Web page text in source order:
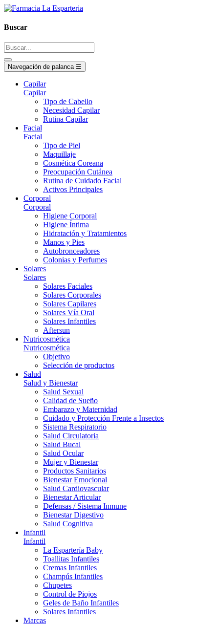
Buscar
Navegación de palanca ☰
Capilar
Capilar
Tipo de Cabello
Necesidad Capilar
Rutina Capilar
Facial
Facial
Tipo de Piel
Maquillaje
Cosmética Coreana
Preocupación Cutánea
Rutina de Cuidado Facial
Activos Principales
Corporal
Corporal
Higiene Corporal
Higiene Íntima
Hidratación y Tratamientos
Manos y Pies
Autobronceadores
Colonias y Perfumes
Solares
Solares
Solares Faciales
Solares Corporales
Solares Capilares
Solares Vía Oral
Solares Infantiles
Aftersun
Nutricosmética
Nutricosmética
Objetivo
Selección de productos
Salud
Salud y Bienestar
Salud Sexual
Calidad de Sueño
Embarazo y Maternidad
Cuidado y Protección Frente a Insectos
Sistema Respiratorio
Salud Circulatoria
Salud Bucal
Salud Ocular
Mujer y Bienestar
Productos Sanitarios
Bienestar Emocional
Salud Cardiovascular
Bienestar Articular
Defensas / Sistema Inmune
Bienestar Digestivo
Salud Cognitiva
Infantil
Infantil
La Espartería Baby
Toallitas Infantiles
Cremas Infantiles
Champús Infantiles
Chupetes
Control de Piojos
Geles de Baño Infantiles
Solares Infantiles
Marcas